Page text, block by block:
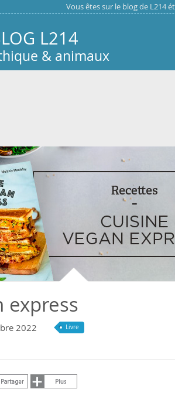
Vous êtes sur le blog de L214
L214
& animaux
express
2022 Livre